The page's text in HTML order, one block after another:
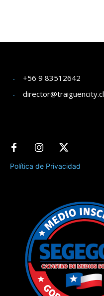
+56 9 83512642
director@traiguencity.cl
Política de Privacidad